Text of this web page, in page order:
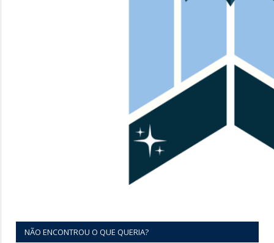
NÃO ENCONTROU O QUE QUERIA?